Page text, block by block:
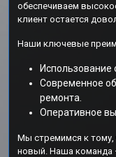
обеспечиваем
клиент остается
Наши ключевые
Использование
Современное
ремонта.
Оперативное
Мы стремимся к
новый. Наша команда